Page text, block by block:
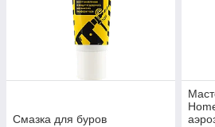
Смазка для буров